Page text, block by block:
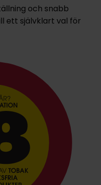
och snabb
ett självklart val för